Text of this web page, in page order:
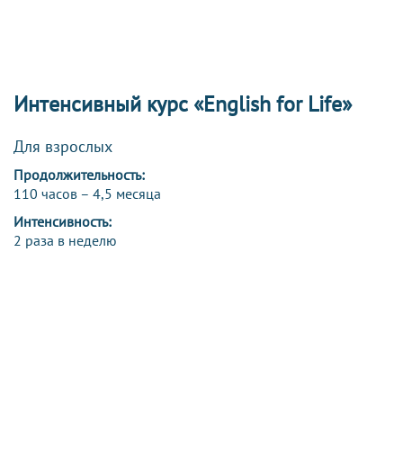
Интенсивный курс «English for Life»
Для взрослых
Продолжительность:
110 часов – 4,5 месяца
Интенсивность:
2 раза в неделю